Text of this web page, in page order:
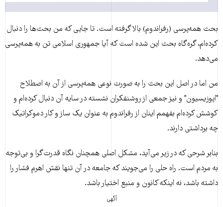
بحث همه‌پرسی (رفراندوم) بالا گرفته است. تا جایی که من بحث‌ها را دنبال
کرده‌ام، گره‌گاه بحث این شده است که آیا جمهوری اسلامی تن به همه‌پرسی
می‌دهد.
من اما در اصل این بحث را به صورت نوعی همه‌پرسی از آن به اصطلاح
"اپوزیسیون" و نیز جمعی از روشنفکران نشسته در سایه آن دنبال کرده‌ام و
کوشش کرده‌ام بفهمم اینان از رفراندوم به عنوان یک ساز و کار دموکراتیک
چه برداشتی دارند.
بنابر شرحی که در زیر می‌آید، مشکل اصلی همچنان نگاه قدرت‌گرا و بی‌توجه
به مردم است. راه حلی را می‌جویند که جامعه در آن تنها نقش اهرم فشار را
داشته باشد، نه اینکه کانون و منبع اختیار باشد.
آگهی